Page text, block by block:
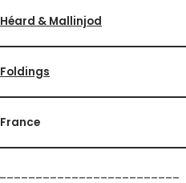
Héard & Mallinjod‎
Foldings
France